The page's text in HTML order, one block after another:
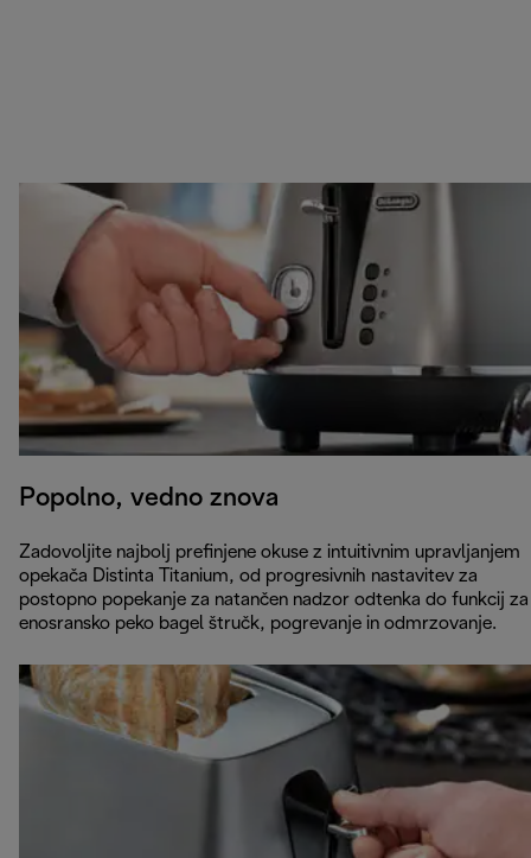
Popolno, vedno znova
Zadovoljite najbolj prefinjene okuse z intuitivnim upravljanjem
opekača Distinta Titanium, od progresivnih nastavitev za
postopno popekanje za natančen nadzor odtenka do funkcij za
enosransko peko bagel štručk, pogrevanje in odmrzovanje.